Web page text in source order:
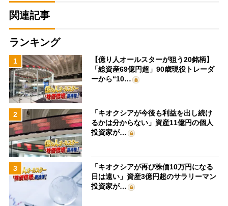
関連記事
ランキング
1
【億り人オールスターが狙う20銘柄】
「総資産69億円超」90歳現役トレーダ
ーから“10…
2
「キオクシアが今後も利益を出し続け
るかは分からない」資産11億円の個人
投資家が…
3
「キオクシアが再び株価10万円になる
日は遠い」資産3億円超のサラリーマン
投資家が…